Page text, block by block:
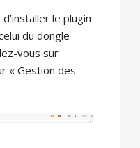
le plugin
du dongle
vous sur
« Gestion des